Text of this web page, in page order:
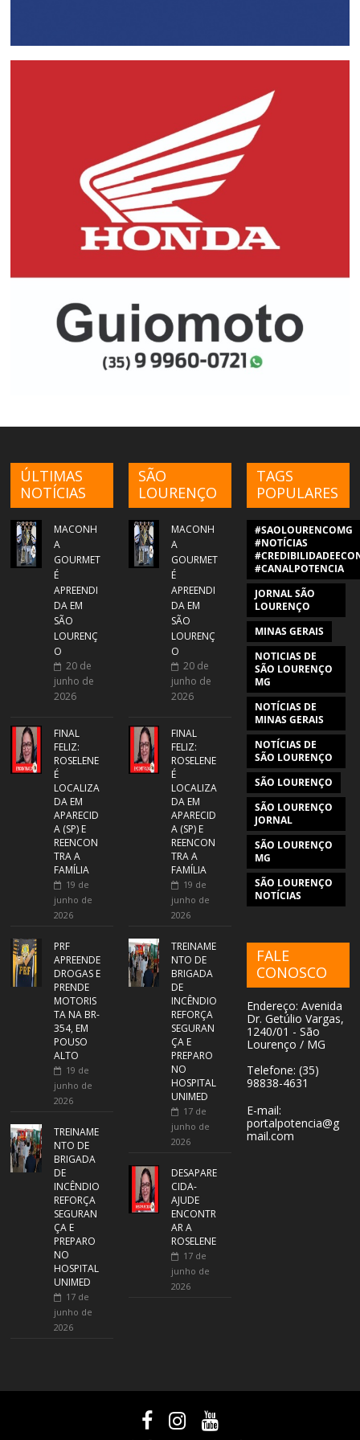
ÚLTIMAS
NOTÍCIAS
MACONH
A
GOURMET
É
APREENDI
DA EM
SÃO
LOURENÇ
O
20 de
junho de
2026
FINAL
FELIZ:
ROSELENE
É
LOCALIZA
DA EM
APARECID
A (SP) E
REENCON
TRA A
FAMÍLIA
19 de
junho de
2026
PRF
APREENDE
DROGAS E
PRENDE
MOTORIS
TA NA BR-
354, EM
POUSO
ALTO
19 de
junho de
2026
TREINAME
NTO DE
BRIGADA
DE
INCÊNDIO
REFORÇA
SEGURAN
ÇA E
PREPARO
NO
HOSPITAL
UNIMED
17 de
junho de
2026
SÃO
LOURENÇO
MACONH
A
GOURMET
É
APREENDI
DA EM
SÃO
LOURENÇ
O
20 de
junho de
2026
FINAL
FELIZ:
ROSELENE
É
LOCALIZA
DA EM
APARECID
A (SP) E
REENCON
TRA A
FAMÍLIA
19 de
junho de
2026
TREINAME
NTO DE
BRIGADA
DE
INCÊNDIO
REFORÇA
SEGURAN
ÇA E
PREPARO
NO
HOSPITAL
UNIMED
17 de
junho de
2026
DESAPARE
CIDA-
AJUDE
ENCONTR
AR A
ROSELENE
17 de
junho de
2026
TAGS
POPULARES
#SAOLOURENCOMG
#NOTÍCIAS
#CANALPOTENCIA
JORNAL SÃO
LOURENÇO
MINAS GERAIS
NOTICIAS DE
SÃO LOURENÇO
MG
NOTÍCIAS DE
MINAS GERAIS
NOTÍCIAS DE
SÃO LOURENÇO
SÃO LOURENÇO
SÃO LOURENÇO
JORNAL
SÃO LOURENÇO
MG
SÃO LOURENÇO
NOTÍCIAS
FALE
CONOSCO
Endereço: Avenida
Dr. Getúlio Vargas,
1240/01 - São
Lourenço / MG
Telefone: (35)
98838-4631
E-mail:
portalpotencia@g
mail.com